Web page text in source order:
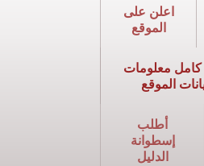
اعلن على
الموقع
معلومات
الموقع
أطلب
إسطوانة
الدليل